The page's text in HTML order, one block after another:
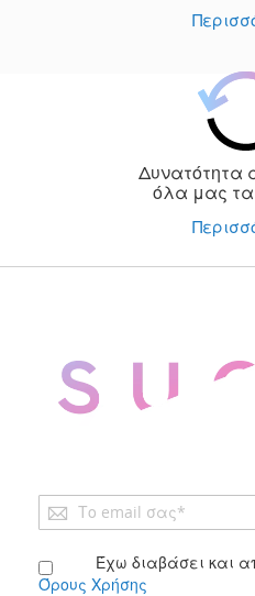
Δυνατότητα
όλα μας τα
Εγγραφή
στο
Δελτίο: Έχω διαβάσει και
Όρους Χρήσης